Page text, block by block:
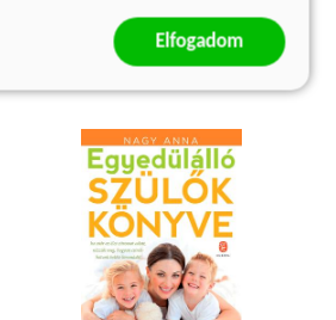
kosárbaElfogadom